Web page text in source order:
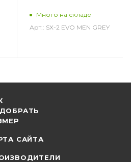
Много на складе
Арт.: SX-2 EVO MEN GREY
САЙТА